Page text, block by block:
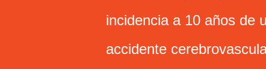
incidencia a 10 años de
accidente